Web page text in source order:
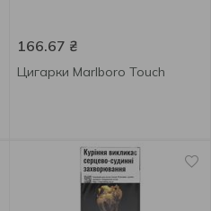
166.67 ₴
Цигарки Marlboro Touch